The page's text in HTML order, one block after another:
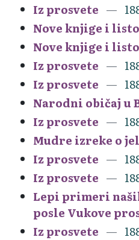
Iz prosvete
Nove knjige i
Nove knjige i
Iz prosvete
Iz prosvete
Narodni običaj u
Iz prosvete
Mudre izreke o
Iz prosvete
Iz prosvete
Lepi primeri
posle Vukove
Iz prosvete